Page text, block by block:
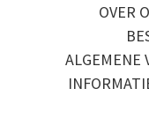
OVER
ALGEMENE